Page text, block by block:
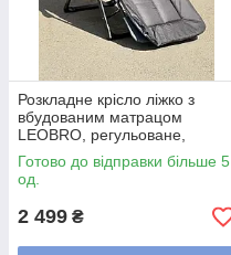
Розкладне крісло ліжко з
вбудованим матрацом
LEOBRO, регульоване,
178×66 см, до 150 кг, Grey
(LB-FCB-G3-GRY)
Готово до відправки більше 5
од.
2 499 ₴